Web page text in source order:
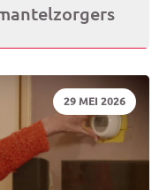
DATUM:
29 MEI 2026